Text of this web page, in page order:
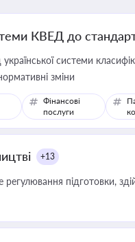
КВЕД до
системи
зміни
Фінансові
послуги
+13
підготовки,